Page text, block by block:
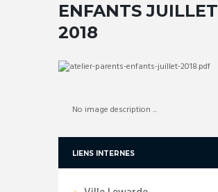
ENFANTS JUILLET
2018
No image description ...
LIENS INTERNES